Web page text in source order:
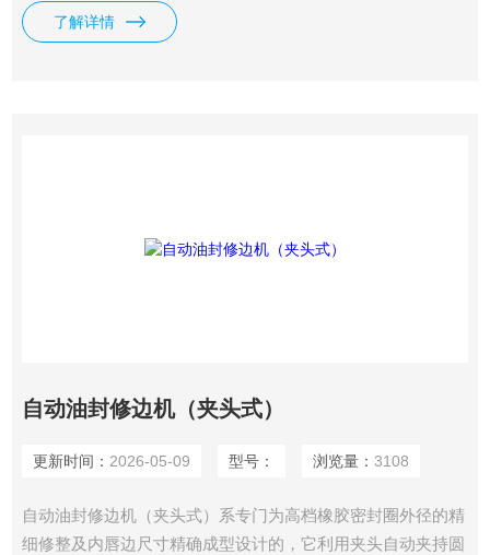
铣削，是冶金行业炉前化验理想设备。
了解详情
自动油封修边机（夹头式）
更新时间： 2026-05-09 型号： 浏览量： 3108
自动油封修边机（夹头式）系专门为高档橡胶密封圈外径的精
细修整及内唇边尺寸精确成型设计的，它利用夹头自动夹持圆